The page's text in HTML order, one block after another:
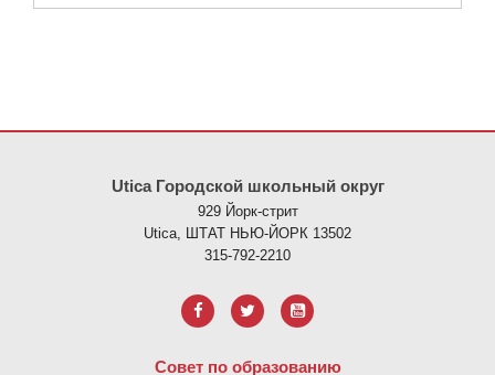
Utica Городской школьный округ
929 Йорк-стрит
Utica, ШТАТ НЬЮ-ЙОРК 13502
315-792-2210
Совет по образованию